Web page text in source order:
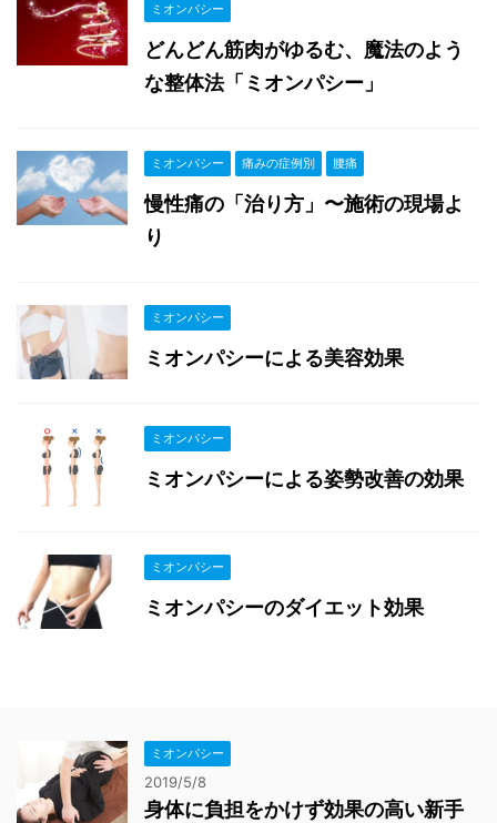
ミオンパシー
どんどん筋肉がゆるむ、魔法のよう
な整体法「ミオンパシー」
ミオンパシー 痛みの症例別 腰痛
慢性痛の「治り方」〜施術の現場よ
り
ミオンパシー
ミオンパシーによる美容効果
ミオンパシー
ミオンパシーによる姿勢改善の効果
ミオンパシー
ミオンパシーのダイエット効果
ミオンパシー
2019/5/8
身体に負担をかけず効果の高い新手